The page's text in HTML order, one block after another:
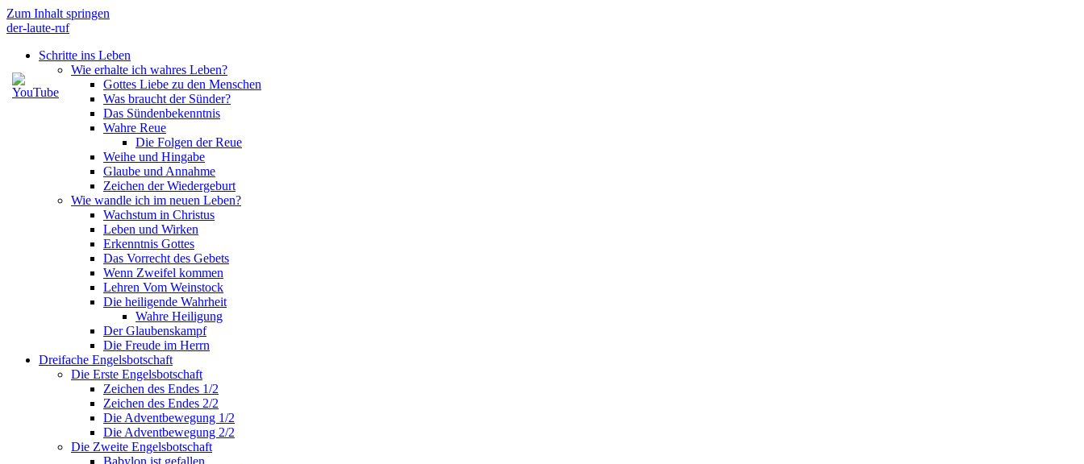
Zum Inhalt springen
der-laute-ruf
Schritte ins Leben
Wie erhalte ich wahres Leben?
Gottes Liebe zu den Menschen
Was braucht der Sünder?
Das Sündenbekenntnis
Wahre Reue
Die Folgen der Reue
Weihe und Hingabe
Glaube und Annahme
Zeichen der Wiedergeburt
Wie wandle ich im neuen Leben?
Wachstum in Christus
Leben und Wirken
Erkenntnis Gottes
Das Vorrecht des Gebets
Wenn Zweifel kommen
Lehren Vom Weinstock
Die heiligende Wahrheit
Wahre Heiligung
Der Glaubenskampf
Die Freude im Herrn
Dreifache Engelsbotschaft
Die Erste Engelsbotschaft
Zeichen des Endes 1/2
Zeichen des Endes 2/2
Die Adventbewegung 1/2
Die Adventbewegung 2/2
Die Zweite Engelsbotschaft
Babylon ist gefallen